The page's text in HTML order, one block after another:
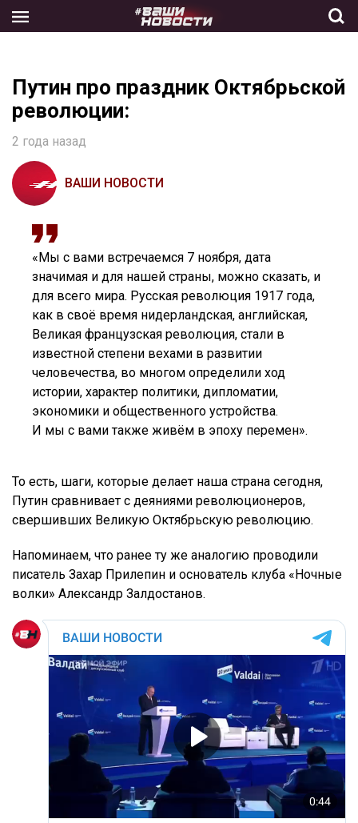
the
Путин про праздник Октябрьской
революции:
2 года назад
ВАШИ НОВОСТИ
«Мы с вами встречаемся 7 ноября, дата
значимая и для нашей страны, можно сказать, и
для всего мира. Русская революция 1917 года,
как в своё время нидерландская, английская,
Великая французская революция, стали в
известной степени вехами в развитии
человечества, во многом определили ход
истории, характер политики, дипломатии,
экономики и общественного устройства.
И мы с вами также живём в эпоху перемен».
То есть, шаги, которые делает наша страна сегодня,
Путин сравнивает с деяниями революционеров,
свершивших Великую Октябрьскую революцию.
Напоминаем, что ранее ту же аналогию проводили
писатель Захар Прилепин и основатель клуба «Ночные
волки» Александр Залдостанов.